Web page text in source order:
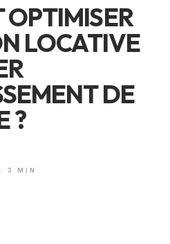
LOCATIVE
DE
?
3 MIN